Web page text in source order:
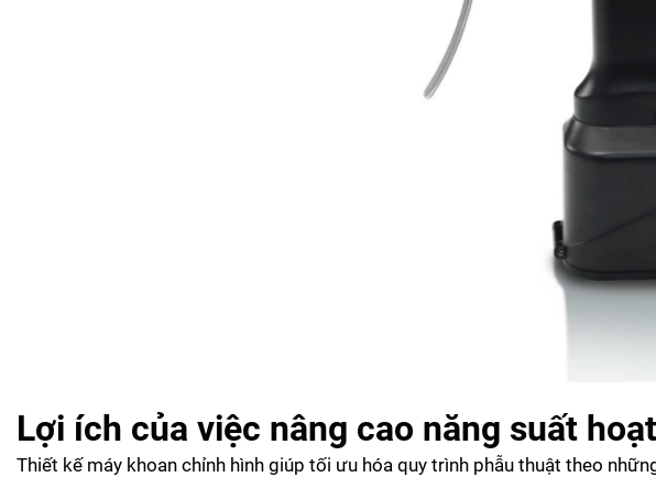
Lợi ích của việc nâng cao năng suất
Thiết kế máy khoan chỉnh hình giúp tối ưu hóa quy trình phẫu thuật theo